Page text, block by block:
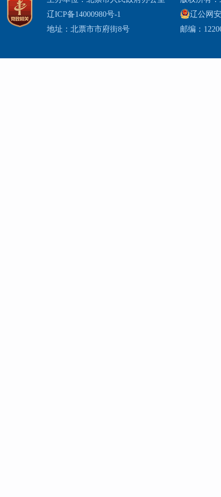
辽ICP备14000980号-1
地址：北票市市府街8号
辽公网
邮编：